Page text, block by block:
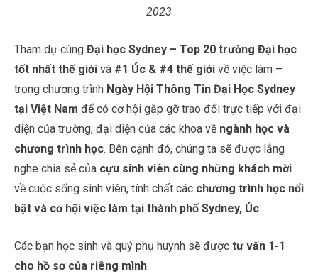
2023
Tham dự cùng Đại học Sydney – Top 20 trường Đại học
tốt nhất thế giới và #1 Úc & #4 thế giới về việc làm –
trong chương trình Ngày Hội Thông Tin Đại Học Sydney
tại Việt Nam để có cơ hội gặp gỡ trao đổi trực tiếp với đại
diện của trường, đại diện của các khoa về ngành học và
chương trình học. Bên cạnh đó, chúng ta sẽ được lắng
nghe chia sẻ của cựu sinh viên cùng những khách mời
về cuộc sống sinh viên, tính chất các chương trình học nổi
bật và cơ hội việc làm tại thành phố Sydney, Úc.
Các bạn học sinh và quý phụ huynh sẽ được tư vấn 1-1
cho hồ sơ của riêng mình.